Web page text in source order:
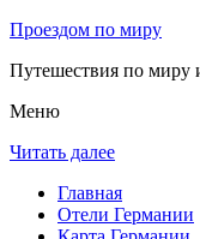
Проездом по миру
Путешествия по миру
Меню
Читать далее
Главная
Отели Германии